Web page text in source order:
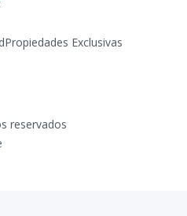
Propiedades Exclusivas
reservados